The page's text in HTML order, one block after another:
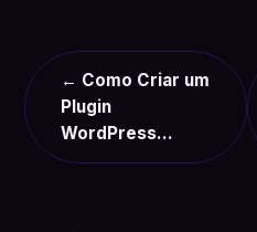
← Como Criar um
Plugin
WordPress…